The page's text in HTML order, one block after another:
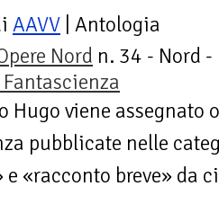
AAVV | Antologia
Nord n. 34 - Nord -
Hugo viene
pubblicate nelle
e «racconto breve» da